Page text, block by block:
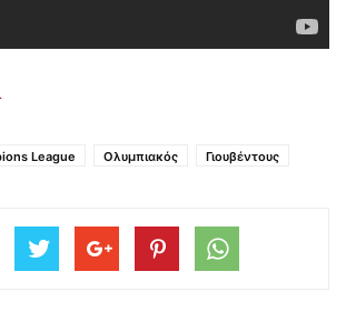
League Ολυμπιακός Γιουβέντους